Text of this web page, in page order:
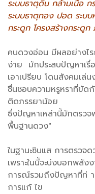
ระบบธาตุดิน กล้ามเนื้อ ก
ระบบธาตุทอง ปอด ระบ
กระดูก โครงสร้างกระดู
คนดวงอ่อน มีผลอย่างไ
ง่าย มักประสบปัญหาเรื่
เอาเปรียบ โดนสังคมเล่
ชื่นชอบความหรูหราที่ขั
ติดภรรยาน้อย
ซึ่งปัญหาเหล่านี้มักตรว
พื้นฐานดวง"
ในฐานะซินแส การตรวจ
เพราะในนี้จะบ่งบอกพลั
การณ์รวมถึงปัญหาที่ท่ า
การแก้ ไข